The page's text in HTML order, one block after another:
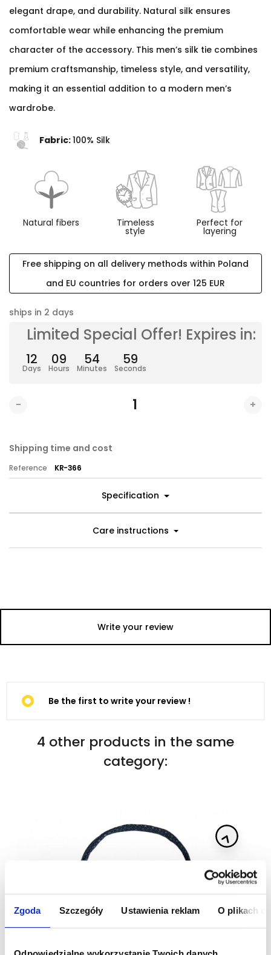
Zgoda Szczegóły Ustawienia reklam O plikach
elegant drape, and durability. Natural silk ensures
comfortable wear while enhancing the premium
character of the accessory. This men’s silk tie combines
premium craftsmanship, timeless style, and versatility,
making it an essential addition to a modern men’s
wardrobe.
Fabric:100% Silk
Natural fibers Timeless
style
Perfect for
layering
Free shipping on all delivery methods within Poland
and EU countries for orders over 125 EUR
ships in 2 days
Limited Special Offer! Expires in:
12
Days
09
Hours
54
Minutes
58
Seconds
- +
Shipping time and cost
Reference KR-366
Specification
Care instructions
Write your review
Be the first to write your review !
4 other products in the same
category: